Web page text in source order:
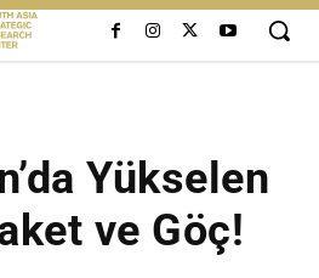
Yükselen
ve Göç!